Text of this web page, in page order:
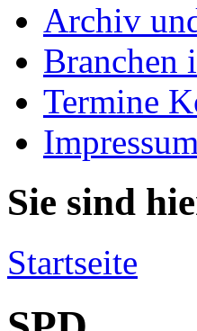
Archiv
Branchen
Termine
Impressum
Sie sind
Startseite